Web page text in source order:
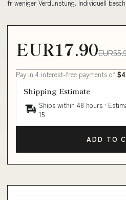
fr weniger Verdunstung. Individuell
EUR17.90
Pay in 4 interest-free payments of
Shipping Estimate
Ships within 48 hours ·
15
ADD TO